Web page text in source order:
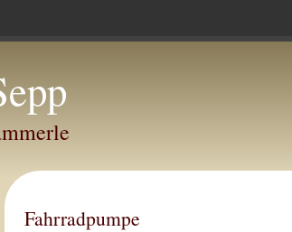
Fahrradpumpe